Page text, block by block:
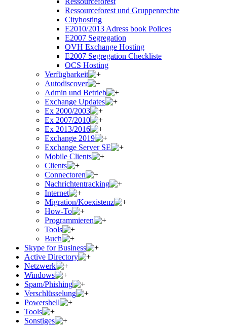
Ressourceforest und Gruppenrechte
Cityhosting
E2010/2013 Adress book Polices
E2007 Segregation
OVH Exchange Hosting
E2007 Segregation Checkliste
OCS Hosting
Verfügbarkeit
Autodiscover
Admin und Betrieb
Exchange Updates
Ex 2000/2003
Ex 2007/2010
Ex 2013/2016
Exchange 2019
Exchange Server SE
Mobile Clients
Clients
Connectoren
Nachrichtentracking
Internet
Migration/Koexistenz
How-To
Programmieren
Tools
Buch
Skype for Business
Active Directory
Netzwerk
Windows
Spam/Phishing
Verschlüsselung
Powershell
Tools
Sonstiges